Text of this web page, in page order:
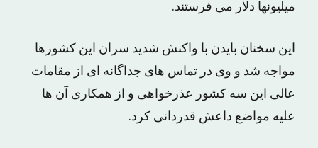
میلیونها دلار می فرستند.
این سخنان بایدن با واکنش شدید سران این کشورها
مواجه شد و وی در تماس های جداگانه ای از مقامات
عالی این سه کشور عذرخواهی و از همکاری آن ها
علیه مواضع داعش قدردانی کرد.